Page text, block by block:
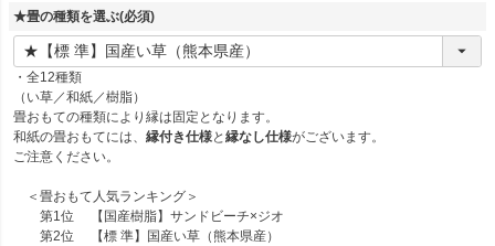
★畳の種類を選ぶ(必須)
・全12種類
（い草／和紙／樹脂）
畳おもての種類により縁は固定となります。
和紙の畳おもてには、 縁付き仕様と 縁なし仕様がございます。
ご注意ください。
＜畳おもて人気ランキング＞
第1位 【国産樹脂】サンドビーチ×ジオ
第2位 【標 準】国産い草（熊本県産）